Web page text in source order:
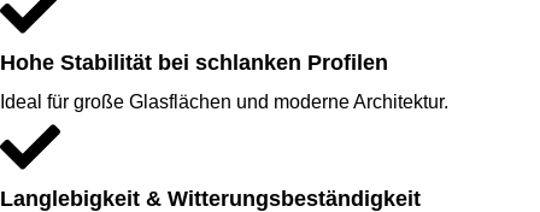
Hohe Stabilität bei schlanken Profilen
Ideal für große Glasflächen und moderne Architektur.
Langlebigkeit & Witterungsbeständigkeit